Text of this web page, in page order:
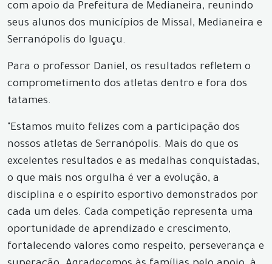
com apoio da Prefeitura de Medianeira, reunindo
seus alunos dos municípios de Missal, Medianeira e
Serranópolis do Iguaçu.
Para o professor Daniel, os resultados refletem o
comprometimento dos atletas dentro e fora dos
tatames.
"Estamos muito felizes com a participação dos
nossos atletas de Serranópolis. Mais do que os
excelentes resultados e as medalhas conquistadas,
o que mais nos orgulha é ver a evolução, a
disciplina e o espírito esportivo demonstrados por
cada um deles. Cada competição representa uma
oportunidade de aprendizado e crescimento,
fortalecendo valores como respeito, perseverança e